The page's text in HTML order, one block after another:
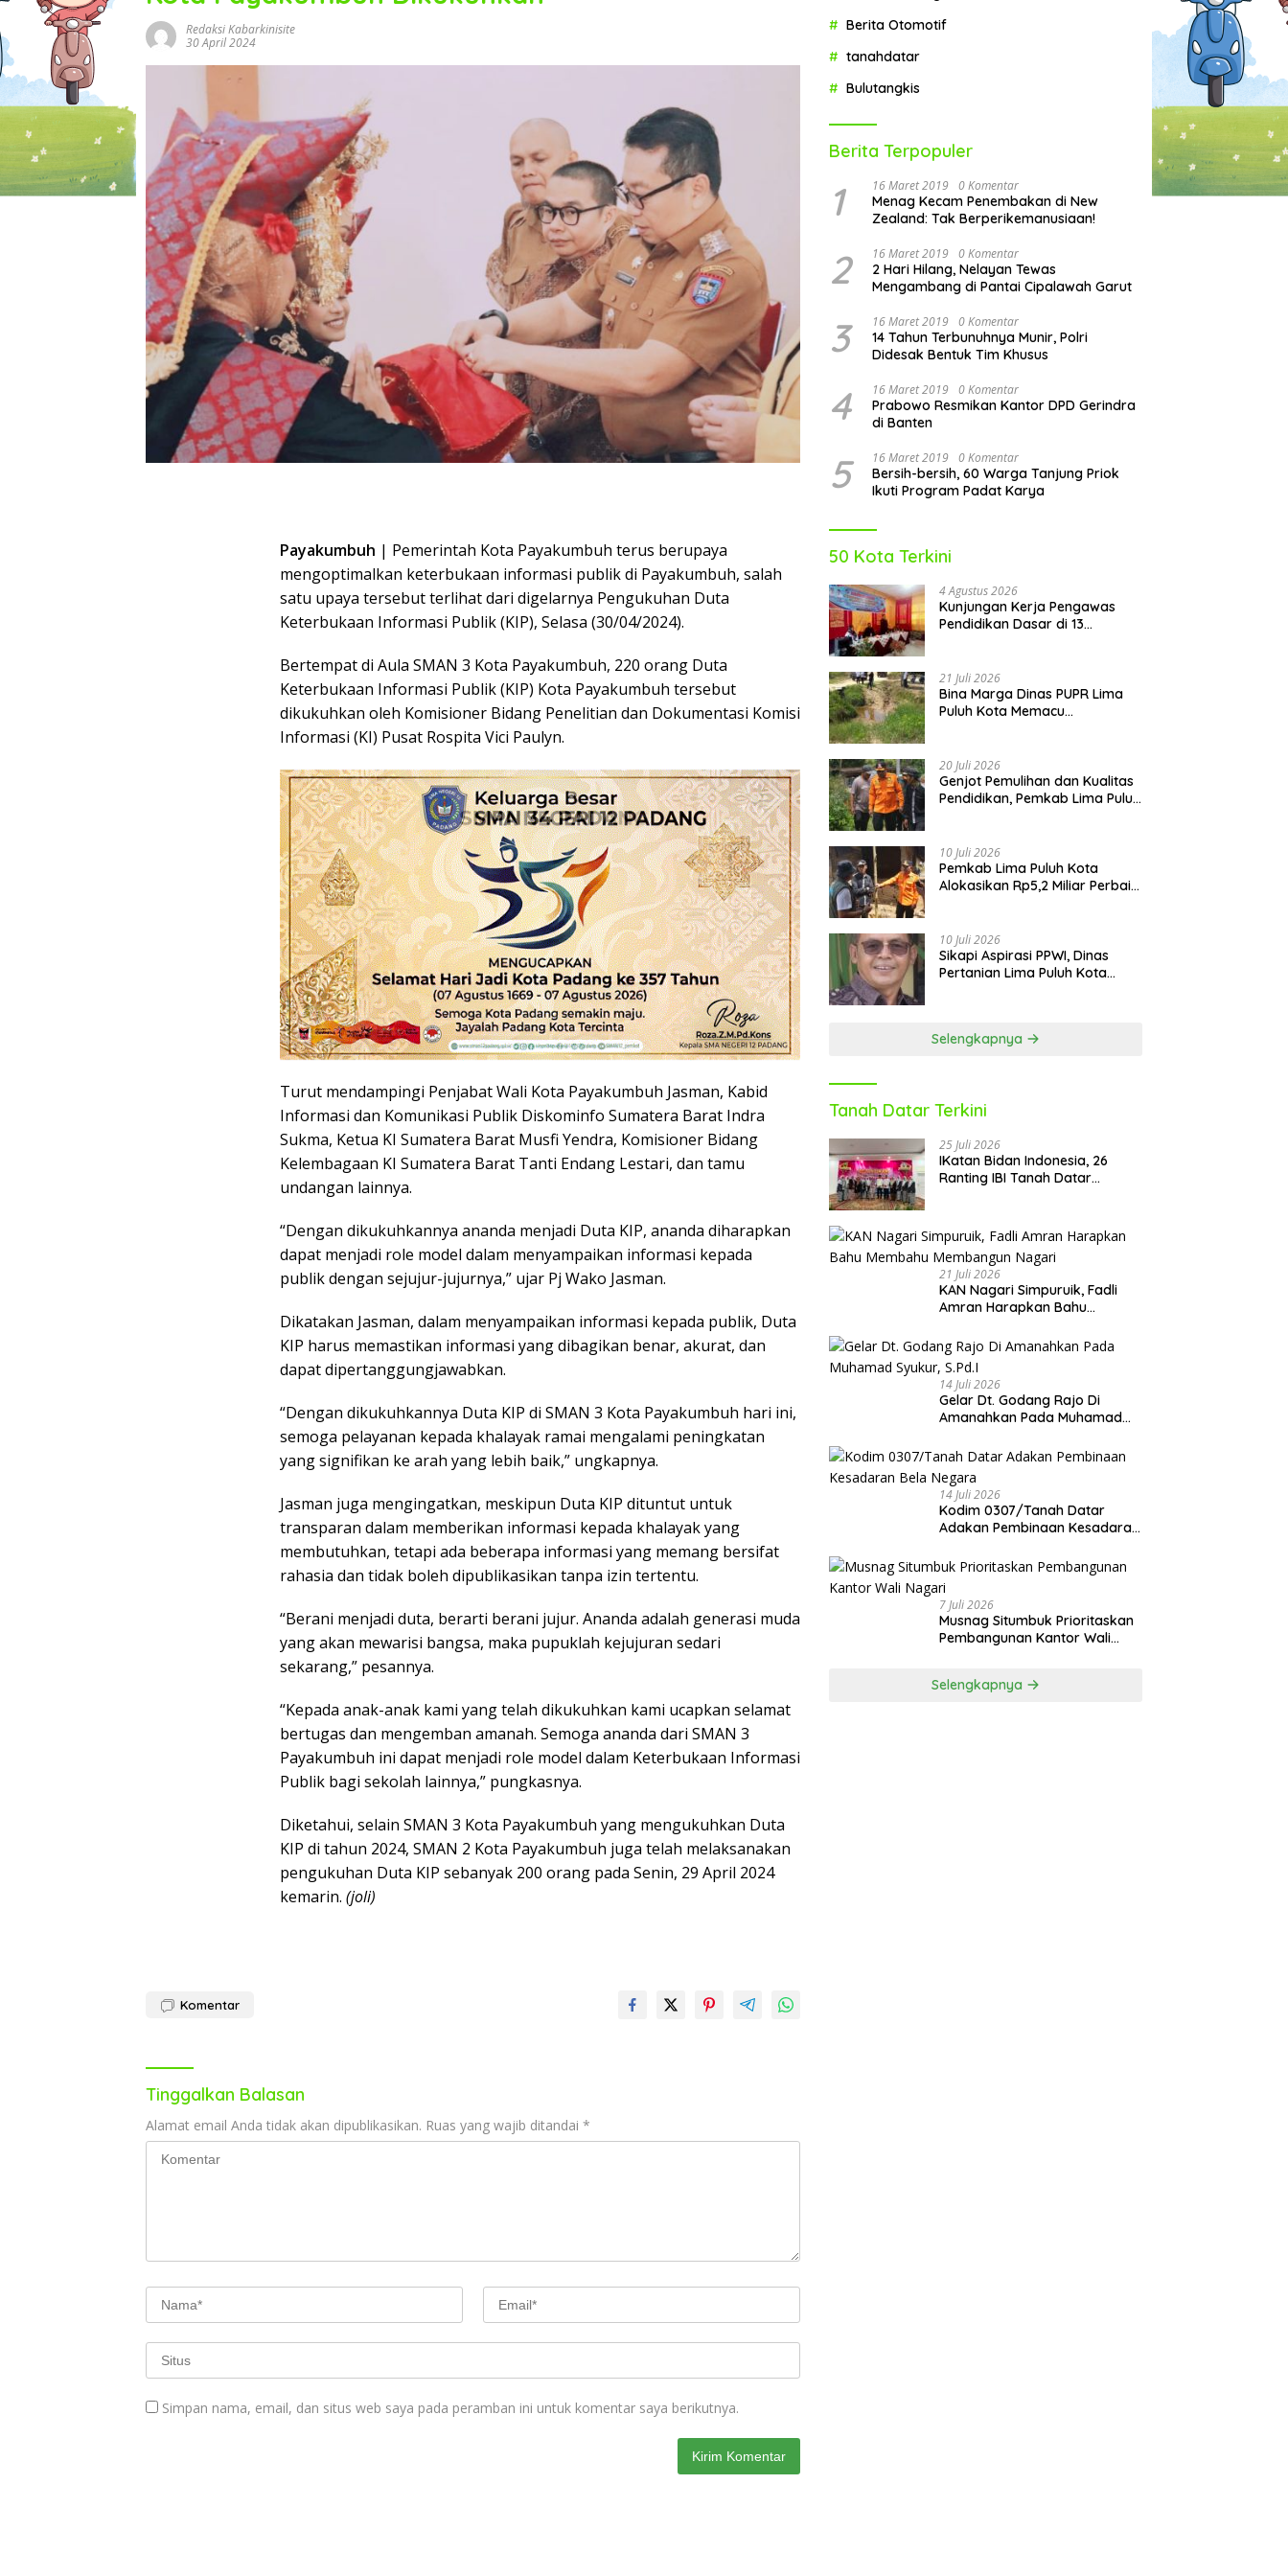
Redaksi Kabarkinisite
30 April 2024
Payakumbuh | Pemerintah Kota Payakumbuh terus berupaya
mengoptimalkan keterbukaan informasi publik di Payakumbuh, salah
satu upaya tersebut terlihat dari digelarnya Pengukuhan Duta
Keterbukaan Informasi Publik (KIP), Selasa (30/04/2024).
Bertempat di Aula SMAN 3 Kota Payakumbuh, 220 orang Duta
Keterbukaan Informasi Publik (KIP) Kota Payakumbuh tersebut
dikukuhkan oleh Komisioner Bidang Penelitian dan Dokumentasi Komisi
Informasi (KI) Pusat Rospita Vici Paulyn.
Turut mendampingi Penjabat Wali Kota Payakumbuh Jasman, Kabid
Informasi dan Komunikasi Publik Diskominfo Sumatera Barat Indra
Sukma, Ketua KI Sumatera Barat Musfi Yendra, Komisioner Bidang
Kelembagaan KI Sumatera Barat Tanti Endang Lestari, dan tamu
undangan lainnya.
“Dengan dikukuhkannya ananda menjadi Duta KIP, ananda diharapkan
dapat menjadi role model dalam menyampaikan informasi kepada
publik dengan sejujur-jujurnya,” ujar Pj Wako Jasman.
Dikatakan Jasman, dalam menyampaikan informasi kepada publik, Duta
KIP harus memastikan informasi yang dibagikan benar, akurat, dan
dapat dipertanggungjawabkan.
“Dengan dikukuhkannya Duta KIP di SMAN 3 Kota Payakumbuh hari ini,
semoga pelayanan kepada khalayak ramai mengalami peningkatan
yang signifikan ke arah yang lebih baik,” ungkapnya.
Jasman juga mengingatkan, meskipun Duta KIP dituntut untuk
transparan dalam memberikan informasi kepada khalayak yang
membutuhkan, tetapi ada beberapa informasi yang memang bersifat
rahasia dan tidak boleh dipublikasikan tanpa izin tertentu.
“Berani menjadi duta, berarti berani jujur. Ananda adalah generasi muda
yang akan mewarisi bangsa, maka pupuklah kejujuran sedari
sekarang,” pesannya.
“Kepada anak-anak kami yang telah dikukuhkan kami ucapkan selamat
bertugas dan mengemban amanah. Semoga ananda dari SMAN 3
Payakumbuh ini dapat menjadi role model dalam Keterbukaan Informasi
Publik bagi sekolah lainnya,” pungkasnya.
Diketahui, selain SMAN 3 Kota Payakumbuh yang mengukuhkan Duta
KIP di tahun 2024, SMAN 2 Kota Payakumbuh juga telah melaksanakan
pengukuhan Duta KIP sebanyak 200 orang pada Senin, 29 April 2024
kemarin. (joli)
Komentar
Tinggalkan Balasan
Alamat email Anda tidak akan dipublikasikan. Ruas yang wajib ditandai *
Simpan nama, email, dan situs web saya pada peramban ini untuk komentar saya berikutnya.
Berita Otomotif
tanahdatar
Bulutangkis
Berita Terpopuler
1 16 Maret 2019 0 Komentar
Menag Kecam Penembakan di New
Zealand: Tak Berperikemanusiaan!
2 16 Maret 2019 0 Komentar
2 Hari Hilang, Nelayan Tewas
Mengambang di Pantai Cipalawah Garut
3 16 Maret 2019 0 Komentar
14 Tahun Terbunuhnya Munir, Polri
Didesak Bentuk Tim Khusus
4 16 Maret 2019 0 Komentar
Prabowo Resmikan Kantor DPD Gerindra
di Banten
5 16 Maret 2019 0 Komentar
Bersih-bersih, 60 Warga Tanjung Priok
Ikuti Program Padat Karya
50 Kota Terkini
4 Agustus 2026
Kunjungan Kerja Pengawas
Pendidikan Dasar di 13
Optimis Bawa Perubahan Maju
21 Juli 2026
Bina Marga Dinas PUPR Lima
Puluh Kota Memacu
Oktober
20 Juli 2026
Genjot Pemulihan dan Kualitas
Pendidikan, Pemkab Lima Puluh
Reguler
10 Juli 2026
Pemkab Lima Puluh Kota
Alokasikan Rp5,2 Miliar Perbaiki
10 Juli 2026
Sikapi Aspirasi PPWI, Dinas
Pertanian Lima Puluh Kota
Selengkapnya
Tanah Datar Terkini
25 Juli 2026
IKatan Bidan Indonesia, 26
Ranting IBI Tanah Datar
21 Juli 2026
KAN Nagari Simpuruik, Fadli
Amran Harapkan Bahu
14 Juli 2026
Gelar Dt. Godang Rajo Di
Amanahkan Pada Muhamad
14 Juli 2026
Kodim 0307/Tanah Datar
Adakan Pembinaan Kesadaran
7 Juli 2026
Musnag Situmbuk Prioritaskan
Pembangunan Kantor Wali
Selengkapnya